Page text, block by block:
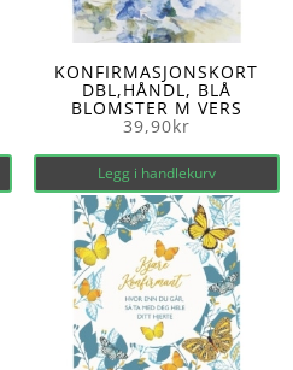
KONFIRMASJONSKORT
DBL,HÅNDL, BLÅ
BLOMSTER M VERS
39,90kr
Legg i handlekurv